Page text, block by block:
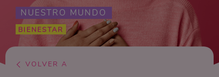
NUESTRO MUNDO
BIENESTAR
VOLVER A